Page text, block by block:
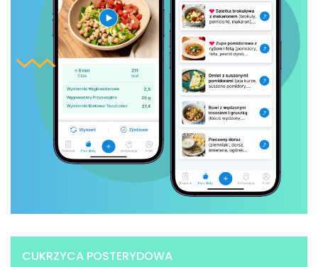
CUKRZYCA POSTERYDOWA